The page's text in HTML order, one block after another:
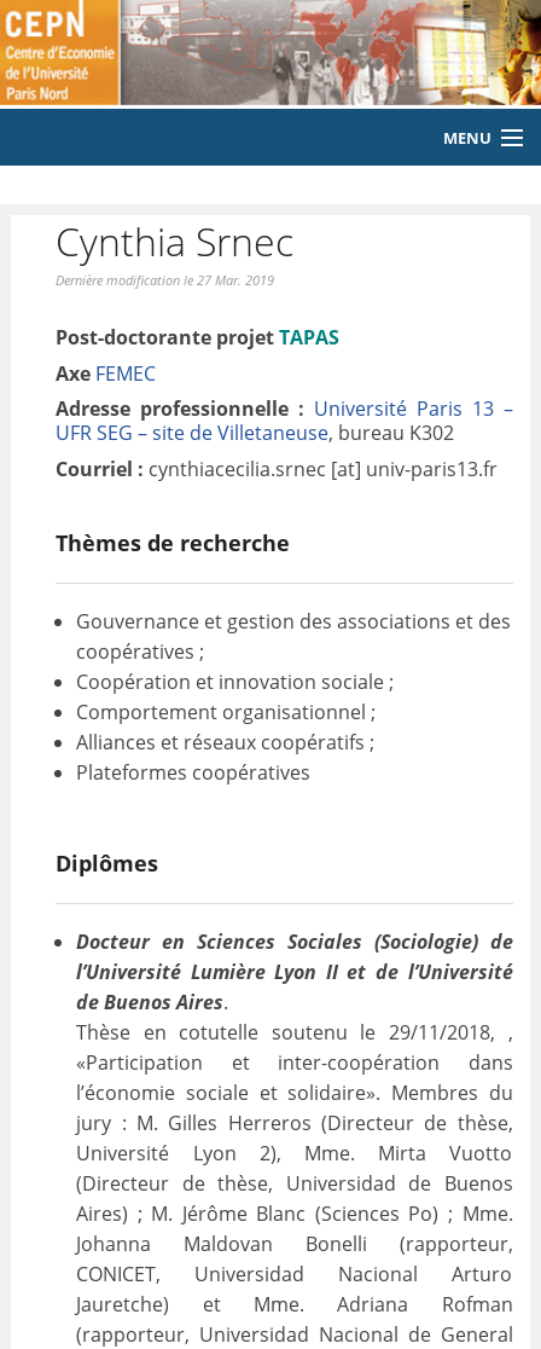
MENU
LE LABORATOIRE
PUBLICATIONS
EVENEMENTS
ARCHIVES
Cynthia Srnec
Dernière modification le 27 Mar. 2019
Post-doctorante projetTAPAS
Axe FEMEC
Adresse professionnelle : Université Paris 13 –
UFR SEG – site de Villetaneuse, bureau K302
Courriel : cynthiacecilia.srnec [at] univ-paris13.fr
Thèmes de recherche
Gouvernance et gestion des associations et des
coopératives ;
Coopération et innovation sociale ;
Comportement organisationnel ;
Alliances et réseaux coopératifs ;
Plateformes coopératives
Diplômes
Docteur en Sciences Sociales (Sociologie) de
l’Université Lumière Lyon II et de l’Université
de Buenos Aires.
Thèse en cotutelle soutenu le 29/11/2018, ,
«Participation et inter-coopération dans
l’économie sociale et solidaire». Membres du
jury : M. Gilles Herreros (Directeur de thèse,
Université Lyon 2), Mme. Mirta Vuotto
(Directeur de thèse, Universidad de Buenos
Aires) ; M. Jérôme Blanc (Sciences Po) ; Mme.
Johanna Maldovan Bonelli (rapporteur,
CONICET, Universidad Nacional Arturo
Jauretche) et Mme. Adriana Rofman
(rapporteur, Universidad Nacional de General